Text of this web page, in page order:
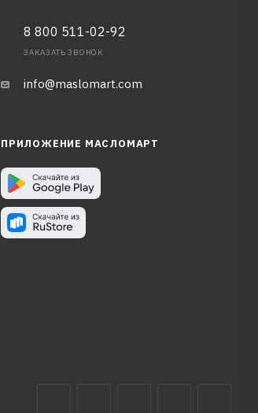
8 800 511-02-92
ЗАКАЗАТЬ ЗВОНОК
info@maslomart.com
ПРИЛОЖЕНИЕ МАСЛОМАРТ